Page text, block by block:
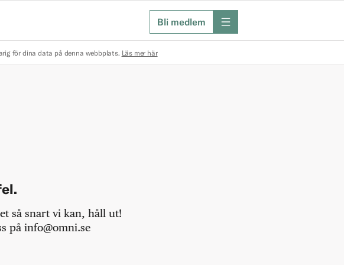
Bli medlem meny
för dina data på denna webbplats. Läs mer här
så snart vi kan, håll ut!
på info@omni.se